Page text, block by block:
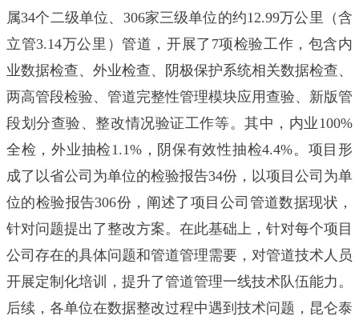
属34个二级单位、306家三级单位的约12.99万公里（含
立管3.14万公里）管道，开展了7项检验工作，包含内
业数据检查、外业检查、阴极保护系统相关数据检查、
两高管段检验、管道完整性管理模块应用查验、新版管
段划分查验、整改情况验证工作等。其中，内业100%
全检，外业抽检1.1%，阴保有效性抽检4.4%。项目形
成了以省公司为单位的检验报告34份，以项目公司为单
位的检验报告306份，阐述了项目公司管道数据现状，
针对问题提出了整改方案。在此基础上，针对每个项目
公司存在的具体问题和管道管理需要，对管道技术人员
开展定制化培训，提升了管道管理一线技术队伍能力。
后续，各单位在数据整改过程中遇到技术问题，昆仑泰